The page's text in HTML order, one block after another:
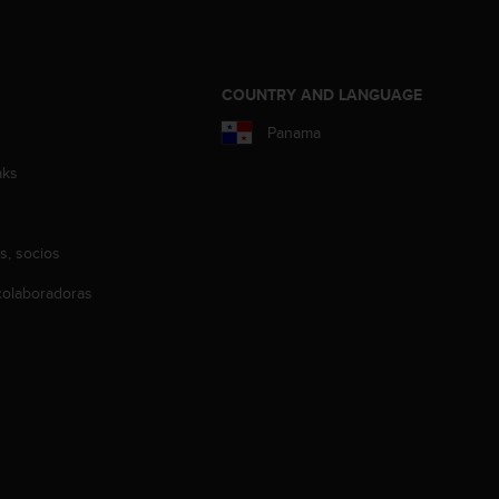
socios
COUNTRY AND LANGUAGE
Panama